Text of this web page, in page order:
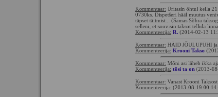
Kommentaar: Üritasin õhtul kella
0730ks. Dispetšeri hääl muutus
täpset täitmist... (Samas Sõbra
selleni, et soovisin taksot tellida
Kommenteerija: R. (2014-02-13
Kommentaar: HÄID JÕULUPÜHI
Kommenteerija: Krooni Takso
Kommentaar: Mõni asi läheb ikka
Kommenteerija: tõsi ta on (2013-
Kommentaar: Vanast Krooni
Kommenteerija: (2013-08-19